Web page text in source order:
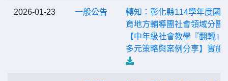
2026-01-23 一般公告
轉知：彰化縣114學年度國
育地方輔導團社會領域分團
【中年級社會教學『翻轉』
多元策略與案例分享】實施